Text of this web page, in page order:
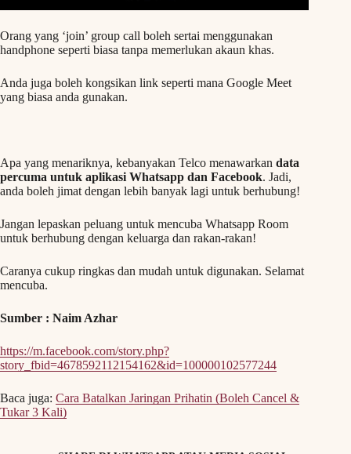
Orang yang ‘join’ group call boleh sertai menggunakan
handphone seperti biasa tanpa memerlukan akaun khas.
Anda juga boleh kongsikan link seperti mana Google Meet
yang biasa anda gunakan.
Apa yang menariknya, kebanyakan Telco menawarkan data
percuma untuk aplikasi Whatsapp dan Facebook. Jadi,
anda boleh jimat dengan lebih banyak lagi untuk berhubung!
Jangan lepaskan peluang untuk mencuba Whatsapp Room
untuk berhubung dengan keluarga dan rakan-rakan!
Caranya cukup ringkas dan mudah untuk digunakan. Selamat
mencuba.
Sumber : Naim Azhar
https://m.facebook.com/story.php?
story_fbid=4678592112154162&id=100000102577244
Baca juga: Cara Batalkan Jaringan Prihatin (Boleh Cancel &
Tukar 3 Kali)